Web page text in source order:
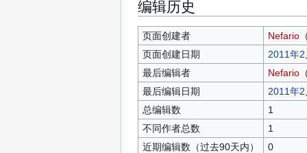
编辑历史
页面创建者 Nefario
页面创建日期
2011年
最后编辑者
Nefario
最后编辑日期
2011年
总编辑数
1
不同作者总数
1
近期编辑数（过去90天内）
0